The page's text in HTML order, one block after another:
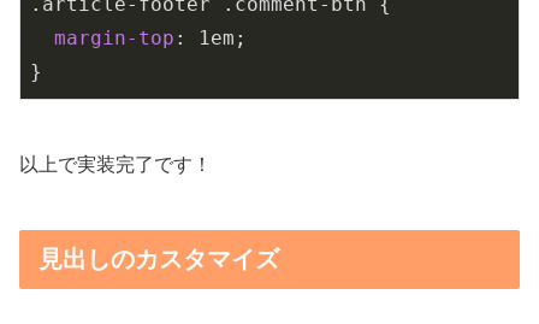
margin-top : 1em ;
}
以上で実装完了です！
見出しのカスタマイズ